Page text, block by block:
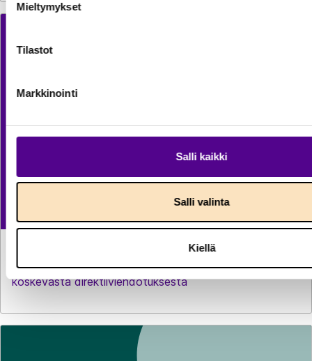
Mieltymykset
Tilastot
Markkinointi
Salli kaikki
Salli valinta
Kiellä
Lausunto komission verotuksen yksinkertaistamista
koskevasta direktiiviehdotuksesta